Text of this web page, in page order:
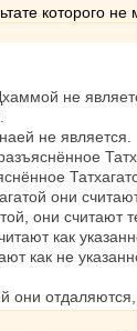
которого
не
не является.
они
они считают
как
как не
они отдаляются,